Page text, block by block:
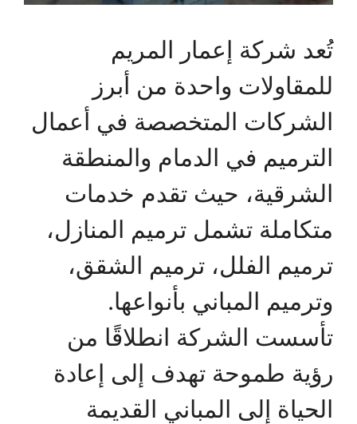
تُعد شركة إعمار المريم
للمقاولات واحدة من أبرز
الشركات المتخصصة في أعمال
الترميم في الدمام والمنطقة
الشرقية، حيث تقدم خدمات
متكاملة تشمل ترميم المنازل،
ترميم الفلل، ترميم الشقق،
وترميم المباني بأنواعها.
تأسست الشركة انطلاقًا من
رؤية طموحة تهدف إلى إعادة
الحياة إلى المباني القديمة